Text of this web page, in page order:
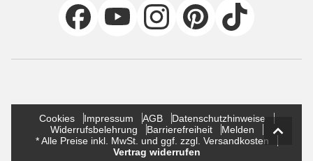
Cookies Impressum AGB
Datenschutzhinweise
Widerrufsbelehrung
Barrierefreiheit
Melden
* Alle Preise inkl. MwSt. und ggf. zzgl. Versandkosten
Vertrag widerrufen